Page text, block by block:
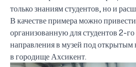
только знаниям студентов, но и
В качестве примера можно
организованную для студентов 2-го
направления в музей под
в городище Ахсикент.